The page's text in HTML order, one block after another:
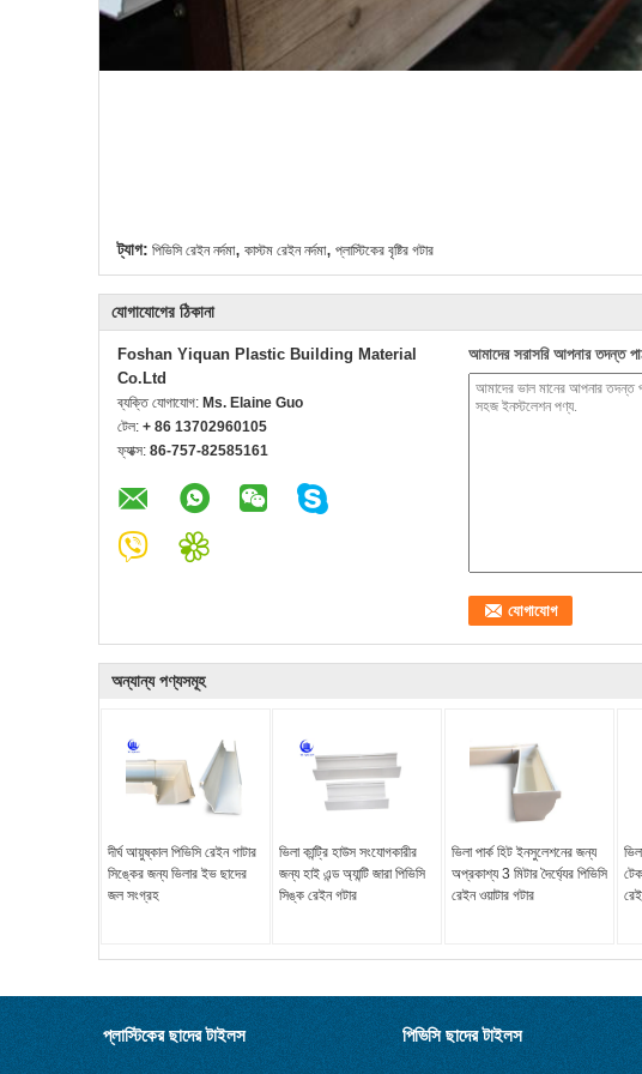
ট্যাগ: পিভিসি রেইন নর্দমা, কাস্টম রেইন নর্দমা, প্লাস্টিকের বৃষ্টির গটার
যোগাযোগের ঠিকানা
Foshan Yiquan Plastic Building Material
Co.Ltd
ব্যক্তি যোগাযোগ: Ms. Elaine Guo
টেল: + 86 13702960105
ফ্যাক্স: 86-757-82585161
আমাদের সরাসরি আপনার তদন্ত
অন্যান্য পণ্যসমূহ
দীর্ঘ আয়ুষ্কাল পিভিসি রেইন গাটার
সিঙ্কের জন্য ভিলার ইভ ছাদের
জল সংগ্রহ
ভিলা কান্ট্রি হাউস সংযোগকারীর
জন্য হাই এন্ড অ্যান্টি জারা পিভিসি
সিঙ্ক রেইন গটার
ভিলা পার্ক হিট ইনসুলেশনের জন্য
অপ্রকাশ্য 3 মিটার দৈর্ঘ্যের পিভিসি
রেইন ওয়াটার গটার
প্লাস্টিকের ছাদের টাইলস পিভিসি ছাদের টাইলস